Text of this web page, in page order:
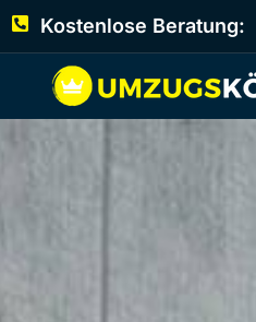
Kostenlose Beratung: